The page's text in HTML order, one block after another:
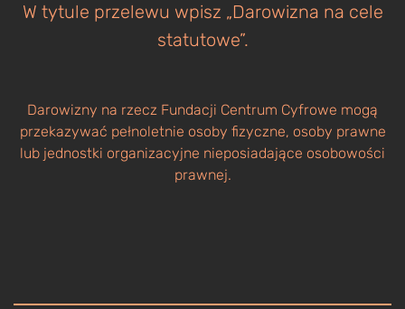
W tytule przelewu wpisz „Darowizna na cele
statutowe”.
Darowizny na rzecz Fundacji Centrum Cyfrowe mogą
przekazywać pełnoletnie osoby fizyczne, osoby prawne
lub jednostki organizacyjne nieposiadające osobowości
prawnej.